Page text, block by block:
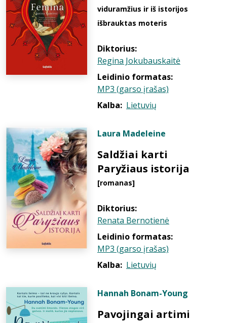
viduramžius ir iš istorijos
išbrauktas moteris
Diktorius:
Regina Jokubauskaitė
Leidinio formatas:
MP3 (garso įrašas)
Kalba: Lietuvių
Laura Madeleine
Saldžiai karti
Paryžiaus istorija
[romanas]
Diktorius:
Renata Bernotienė
Leidinio formatas:
MP3 (garso įrašas)
Kalba: Lietuvių
Hannah Bonam-Young
Pavojingai artimi